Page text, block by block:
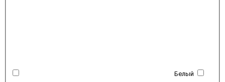
Белый